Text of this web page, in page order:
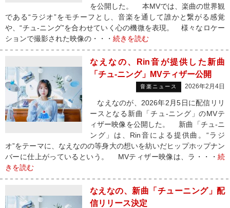
を公開した。 本MVでは、楽曲の世界観
である“ラジオ”をモチーフとし、音楽を通して誰かと繋がる感覚
や、“チュ-ニング”を合わせていく心の機微を表現。 様々なロケー
ションで撮影された映像の・・・ 続きを読む
なえなの、Rin音が提供した新曲
「チュ-ニング」MVティザー公開
音楽ニュース 2026年2月4日
なえなのが、2026年2月5日に配信リリ
ースとなる新曲「チュ-ニング」のMVテ
ィザー映像を公開した。 新曲「チュ-ニ
ング」は、Rin音による提供曲。“ラジ
オ”をテーマに、なえなのの等身大の想いを紡いだヒップホップナン
バーに仕上がっているという。 MVティザー映像は、ラ・・・ 続
きを読む
なえなの、新曲「チューニング」配
信リリース決定